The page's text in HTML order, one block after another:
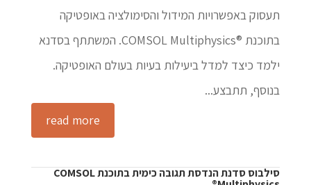
תעסוק באפשרויות המידול והסימולציה באופטיקה
בתוכנת ®COMSOL Multiphysics. המשתתף בסדנא
ילמד כיצד למדל ביעילות בעיות בעולם האופטיקה.
בנוסף, תתבצע...
read more
סילבוס סדנת הנדסת תגובה כימית בתוכנת COMSOL